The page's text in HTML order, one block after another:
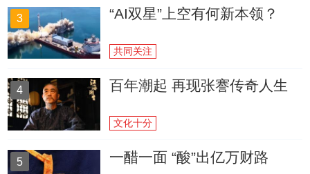
3 “AI双星”上空有何新本领？
共同关注
4 百年潮起 再现张謇传奇人生
文化十分
5 一醋一面 “酸”出亿万财路